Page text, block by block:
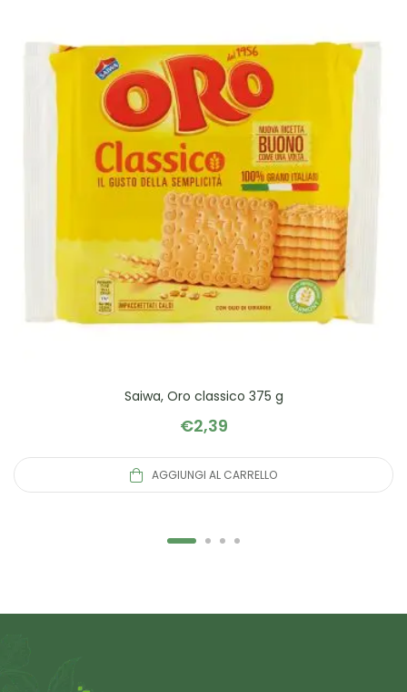
Saiwa, Oro classico 375 g
€2,39
AGGIUNGI AL CARRELLO